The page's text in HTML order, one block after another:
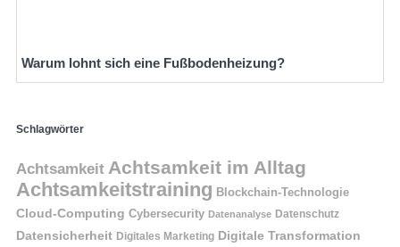
Warum lohnt sich eine Fußbodenheizung?
Schlagwörter
Achtsamkeit Achtsamkeit im Alltag
Achtsamkeitstraining Blockchain-Technologie
Cloud-Computing Cybersecurity Datenanalyse Datenschutz
Datensicherheit Digitales Marketing Digitale Transformation